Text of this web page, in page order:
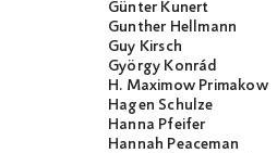
Günter Kunert
Gunther Hellmann
Guy Kirsch
György Konrád
H. Maximow Primakow
Hagen Schulze
Hanna Pfeifer
Hannah Peaceman